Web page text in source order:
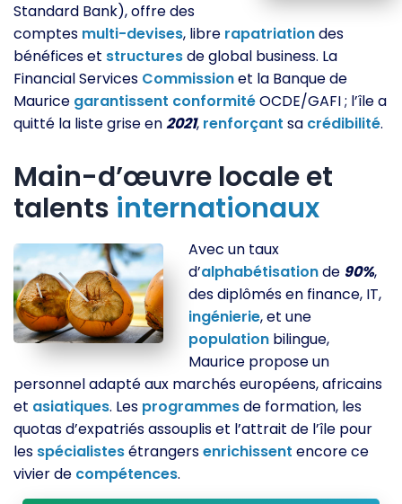
Standard Bank), offre des
comptes multi-devises, libre rapatriationdes
bénéfices et structuresde global business. La
Financial Services Commissionet la Banque de
Maurice garantissent conformitéOCDE/GAFI ; l’île a
quitté la liste grise en2021, renforçant sa crédibilité.
Main-d’œuvre locale et
talents internationaux
Avec un taux
d’alphabétisationde 90%,
des diplômés en finance, IT,
ingénierie, et une
population bilingue,
Maurice propose un
personnel adapté aux marchés européens, africains
et asiatiques. Les programmesde formation, les
quotas d’expatriés assouplis et l’attrait de l’île pour
les spécialistesétrangersenrichissent encore ce
vivier de compétences.